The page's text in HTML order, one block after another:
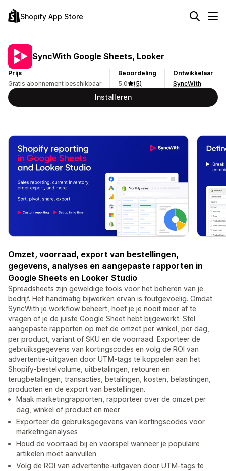
Shopify App Store
SyncWith Google Sheets, Looker
Prijs
Gratis abonnement beschikbaar
Beoordeling
5,0
(5)
Ontwikkelaar
SyncWith
Installeren
Omzet, voorraad, export van bestellingen,
gegevens, analyses en aangepaste rapporten in
Google Sheets en Looker Studio
Spreadsheets zijn geweldige tools voor het beheren van je
bedrijf. Het handmatig bijwerken ervan is foutgevoelig. Omdat
SyncWith je workflow beheert, hoef je je nooit meer af te
vragen of je de juiste Google Sheet hebt bijgewerkt. Stel
aangepaste rapporten op met de omzet per winkel, per dag,
per product, variant of SKU en de voorraad. Exporteer de
gebruiksgegevens van kortingscodes en volg de ROI van
advertentie-uitgaven door UTM-tags te koppelen aan het
Shopify-bestelvolume, uitbetalingen, retouren en
terugbetalingen, transacties, betalingen, kosten, belastingen,
producten en de export van bestellingen.
Maak marketingrapporten, rapporteer over de omzet per
dag, winkel of product en meer
Exporteer de gebruiksgegevens van kortingscodes voor
marketinganalyses
Houd de voorraad bij en voorspel wanneer je populaire
artikelen moet aanvullen
Volg de ROI van advertentie-uitgaven door UTM-tags te